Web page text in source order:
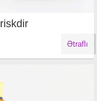
Ətraflı